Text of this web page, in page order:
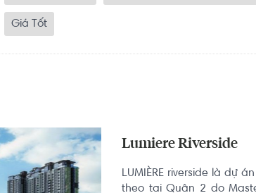
Giá Tốt
Lumiere Riverside
LUMIÈRE riverside là dự
theo tại Quận 2 do